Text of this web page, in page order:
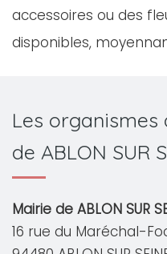
accessoires ou des
disponibles,
Les
de ABLON SUR
Mairie de ABLON SUR
16 rue du Maréchal-